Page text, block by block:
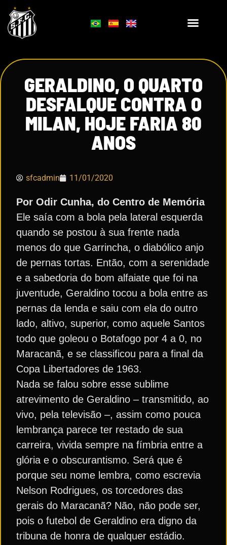
GERALDINO, O QUARTO
DESFALQUE CONTRA O
MILAN, HOJE FARIA 80
ANOS
sfcadmin 11/01/2020
Por Odir Cunha, do Centro de Memória
Ele saía com a bola pela lateral esquerda
quando se postou à sua frente nada
menos do que Garrincha, o diabólico anjo
de pernas tortas. Então, com a serenidade
e a sabedoria do bom alfaiate que foi na
juventude, Geraldino tocou a bola entre as
pernas da lenda e saiu com ela do outro
lado, altivo, superior, como aquele Santos
todo que goleou o Botafogo por 4 a 0, no
Maracanã, e se classificou para a final da
Copa Libertadores de 1963.
Nada se falou sobre esse sublime
atrevimento de Geraldino – transmitido, ao
vivo, pela televisão –, assim como pouca
lembrança parece ter restado de sua
carreira, vivida sempre na fímbria entre a
glória e o obscurantismo. Será que é
porque seu nome lembra, como escrevia
Nelson Rodrigues, os torcedores das
gerais do Maracanã? Não, não pode ser,
pois o futebol de Geraldino era digno da
tribuna de honra de qualquer estádio.